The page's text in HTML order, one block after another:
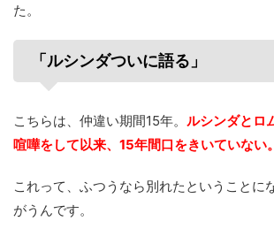
た。
「ルシンダついに語る」
こちらは、仲違い期間15年。 ルシンダとロ
喧嘩をして以来、15年間口をきいていない。
これって、ふつうなら別れたということに
がうんです。